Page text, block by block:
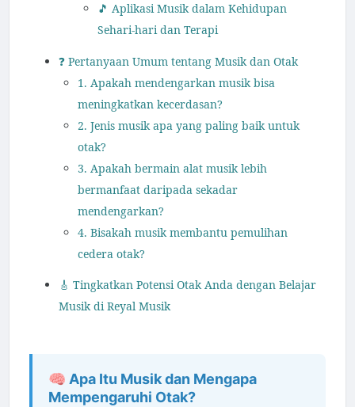
🎵 Aplikasi Musik dalam Kehidupan
Sehari-hari dan Terapi
❓ Pertanyaan Umum tentang Musik dan Otak
1. Apakah mendengarkan musik bisa
meningkatkan kecerdasan?
2. Jenis musik apa yang paling baik untuk
otak?
3. Apakah bermain alat musik lebih
bermanfaat daripada sekadar
mendengarkan?
4. Bisakah musik membantu pemulihan
cedera otak?
🎸 Tingkatkan Potensi Otak Anda dengan Belajar
Musik di Reyal Musik
🧠 Apa Itu Musik dan Mengapa
Mempengaruhi Otak?